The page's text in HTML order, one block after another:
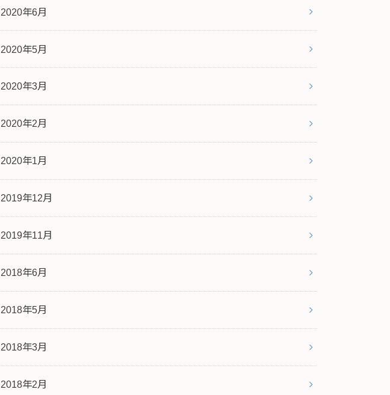
2020年6月
2020年5月
2020年3月
2020年2月
2020年1月
2019年12月
2019年11月
2018年6月
2018年5月
2018年3月
2018年2月